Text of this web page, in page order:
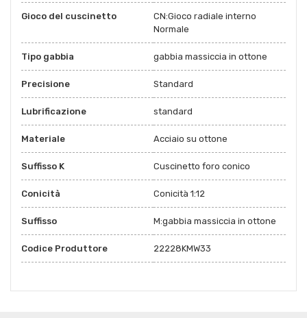
Gioco del cuscinetto
CN:Gioco radiale interno
Normale
Tipo gabbia gabbia massiccia in ottone
Precisione Standard
Lubrificazione standard
Materiale Acciaio su ottone
Suffisso K Cuscinetto foro conico
Conicità Conicità 1:12
Suffisso M:gabbia massiccia in ottone
Codice Produttore 22228KMW33